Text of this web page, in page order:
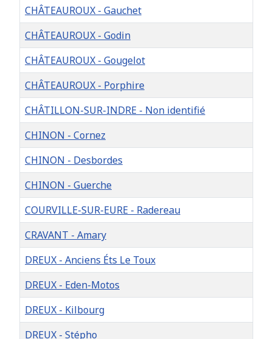
CHÂTEAUROUX - Gauchet
CHÂTEAUROUX - Godin
CHÂTEAUROUX - Gougelot
CHÂTEAUROUX - Porphire
CHÂTILLON-SUR-INDRE - Non identifié
CHINON - Cornez
CHINON - Desbordes
CHINON - Guerche
COURVILLE-SUR-EURE - Radereau
CRAVANT - Amary
DREUX - Anciens Éts Le Toux
DREUX - Eden-Motos
DREUX - Kilbourg
DREUX - Stépho